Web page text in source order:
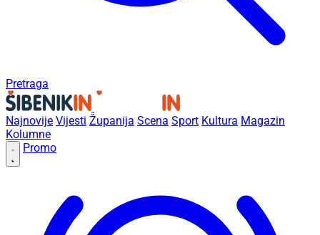
Pretraga
Najnovije Vijesti Županija Scena Sport Kultura Magazin
Kolumne
Promo